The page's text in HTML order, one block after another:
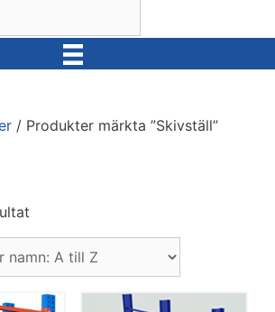
/ Produkter märkta ”Skivställ”